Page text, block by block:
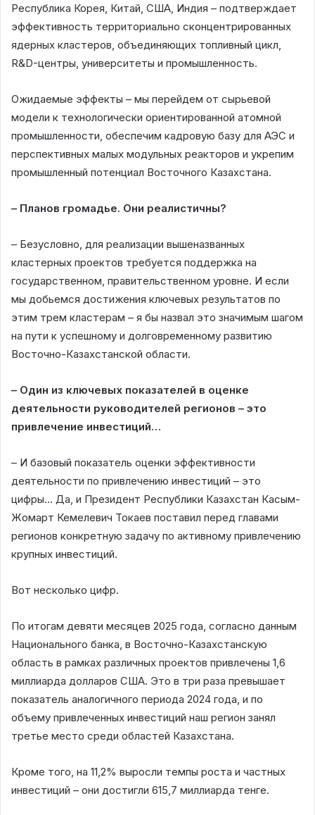
Республика Корея, Китай, США, Индия – подтверждает
эффективность территориально сконцентрированных
ядерных кластеров, объединяющих топливный цикл,
R&D-центры, университеты и промышленность.
Ожидаемые эффекты – мы перейдем от сырьевой
модели к технологически ориентированной атомной
промышленности, обеспечим кадровую базу для АЭС и
перспективных малых модульных реакторов и укрепим
промышленный потенциал Восточного Казахстана.
– Планов громадье. Они реалистичны?
– Безусловно, для реализации вышеназванных
кластерных проектов требуется поддержка на
государственном, правительственном уровне. И если
мы добьемся достижения ключевых результатов по
этим трем кластерам – я бы назвал это значимым шагом
на пути к успешному и долговременному развитию
Восточно-Казахстанской области.
– Один из ключевых показателей в оценке
деятельности руководителей регионов – это
привлечение инвестиций…
– И базовый показатель оценки эффективности
деятельности по привлечению инвестиций – это
цифры… Да, и Президент Республики Казахстан Касым-
Жомарт Кемелевич Токаев поставил перед главами
регионов конкретную задачу по активному привлечению
крупных инвестиций.
Вот несколько цифр.
По итогам девяти месяцев 2025 года, согласно данным
Национального банка, в Восточно-Казахстанскую
область в рамках различных проектов привлечены 1,6
миллиарда долларов США. Это в три раза превышает
показатель аналогичного периода 2024 года, и по
объему привлеченных инвестиций наш регион занял
третье место среди областей Казахстана.
Кроме того, на 11,2% выросли темпы роста и частных
инвестиций – они достигли 615,7 миллиарда тенге.